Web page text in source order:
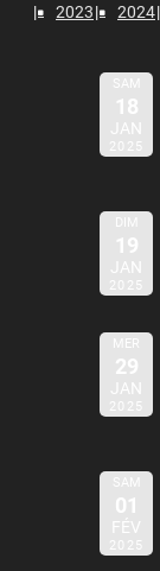
2023 2024
SAM
18
JAN
2025
DIM
19
JAN
2025
MER
29
JAN
2025
SAM
01
FÉV
2025